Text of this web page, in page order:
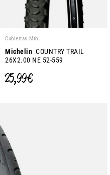
Cubiertas Mtb
Michelin COUNTRY TRAIL
26X2.00 NE 52-559
25,99 €